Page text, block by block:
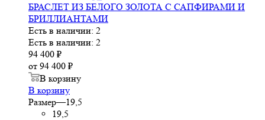
БРАСЛЕТ ИЗ БЕЛОГО ЗОЛОТА С САПФИРАМИ И
БРИЛЛИАНТАМИ
Есть в наличии: 2
Есть в наличии: 2
94 400 ₽
от 94 400 ₽
В корзину
В корзину
Размер—19,5
19,5